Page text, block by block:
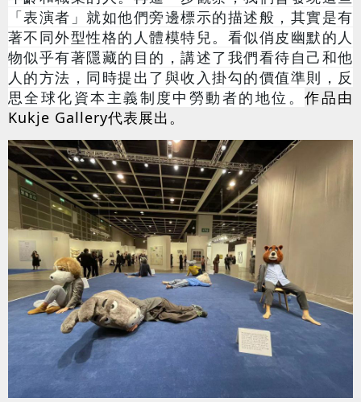
「表演者」就如他們旁邊標示的描述般，其實是有
著不同外型性格的人體模特兒。看似俏皮幽默的人
物似乎有著隱藏的目的，講述了我們看待自己和他
人的方法，同時提出了與收入掛勾的價值準則，反
思全球化資本主義制度中勞動者的地位 。作品由
Kukje Gallery代表展出。